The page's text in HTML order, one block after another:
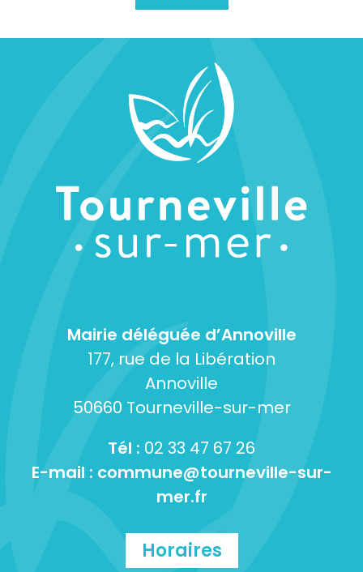
Mairie déléguée d’Annoville
177, rue de la Libération
Annoville
50660 Tourneville-sur-mer
Tél : 02 33 47 67 26
E-mail : commune@tourneville-sur-
mer.fr
Horaires